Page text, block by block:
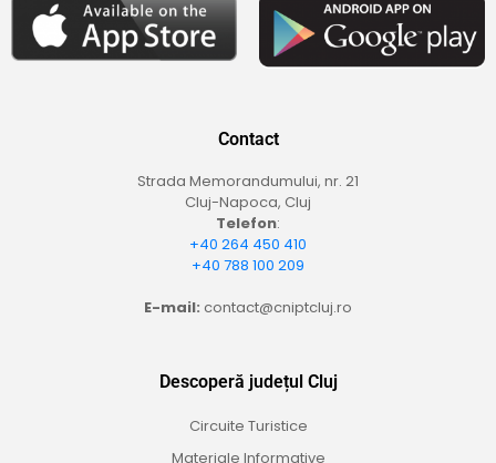
Contact
Strada Memorandumului, nr. 21
Cluj-Napoca, Cluj
Telefon:
+40 264 450 410
+40 788 100 209
E-mail: contact@cniptcluj.ro
Descoperă județul Cluj
Circuite Turistice
Materiale Informative